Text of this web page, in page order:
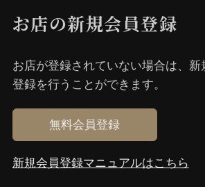
お店の新規会員登録
お店が登録されていない場合は、新
登録を⾏うことができます。
無料会員登録
新規会員登録マニュアルはこちら